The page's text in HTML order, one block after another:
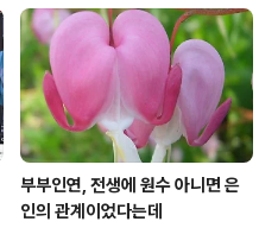
부부인연, 전생에 원수 아니면 은
인의 관계이었다는데